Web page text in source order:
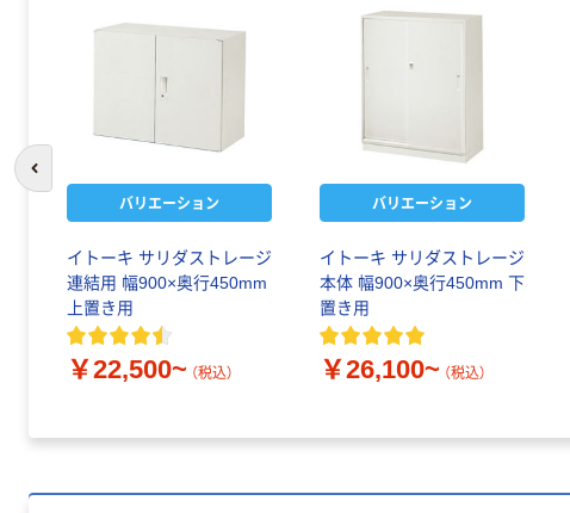
バリエーション
イトーキ サリダストレージ
連結用 幅900×奥行450mm
上置き用
￥22,500~ （税込）
バリエーション
イトーキ サリダストレージ
本体 幅900×奥行450mm 下
置き用
￥26,100~ （税込）
前のスライドへ